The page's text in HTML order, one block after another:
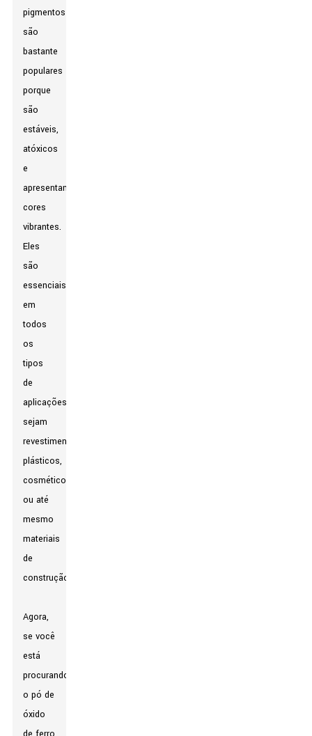
pigmentos
são
bastante
populares
porque
são
estáveis,
atóxicos
e
apresentam
cores
vibrantes.
Eles
são
essenciais
em
todos
os
tipos
de
aplicações,
sejam
revestimentos,
plásticos,
cosméticos
ou até
mesmo
materiais
de
construção.
Agora,
se você
está
procurando
o pó de
óxido